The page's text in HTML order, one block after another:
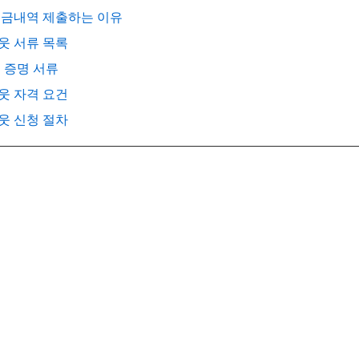
내역 제출하는 이유
서류 목록
증명 서류
자격 요건
신청 절차